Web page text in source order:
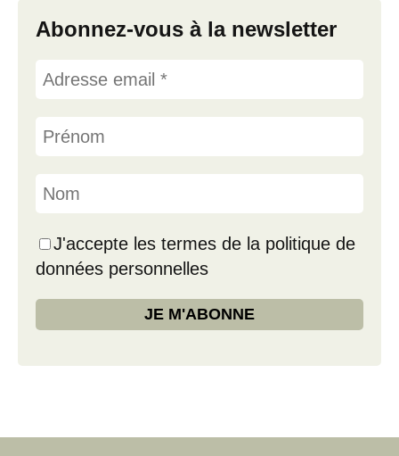
Abonnez-vous à la newsletter
J'accepte les termes de la politique de
données personnelles